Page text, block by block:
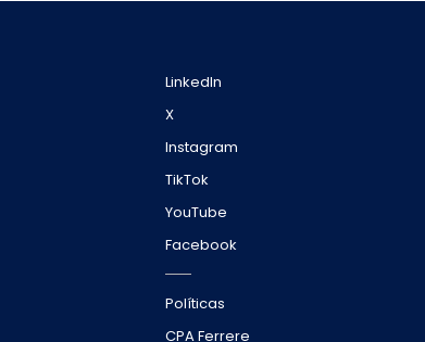
LinkedIn
X
Instagram
TikTok
YouTube
Facebook
Políticas
CPA Ferrere